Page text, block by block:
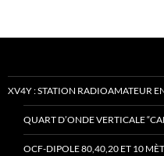
XV4Y : STATION RADIOAMATEUR
QUART D’ONDE VERTICALE
OCF-DIPOLE 80,40,20 ET 10